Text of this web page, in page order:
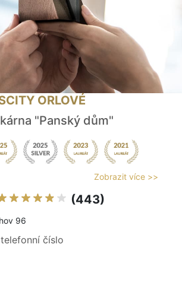
ORLOVÉ
"Panský dům"
Zobrazit více >>
(443)
96
číslo